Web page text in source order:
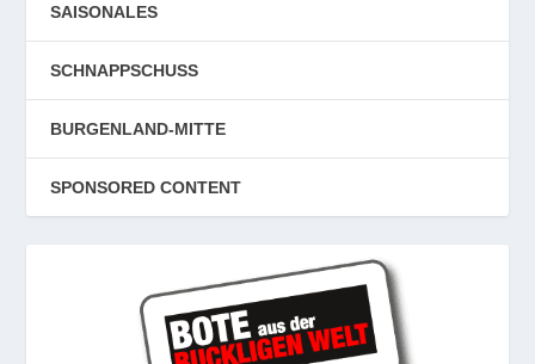
SAISONALES
SCHNAPPSCHUSS
BURGENLAND-MITTE
SPONSORED CONTENT